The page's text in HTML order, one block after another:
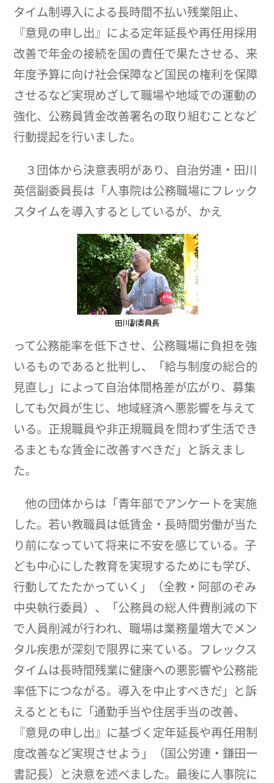
タイム制導入による長時間不払い残業阻止、
『意見の申し出』による定年延長や再任用採用
改善で年金の接続を国の責任で果たさせる、来
年度予算に向け社会保障など国民の権利を保障
させるなど実現めざして職場や地域での運動の
強化、公務員賃金改善署名の取り組むことなど
行動提起を行いました。
３団体から決意表明があり、自治労連・田川
英信副委員長は「人事院は公務職場にフレック
スタイムを導入するとしているが、かえ
って公務能率を低下させ、公務職場に負担を強
いるものであると批判し、「給与制度の総合的
見直し」によって自治体間格差が広がり、募集
しても欠員が生じ、地域経済へ悪影響を与えて
いる。正規職員や非正規職員を問わず生活でき
るまともな賃金に改善すべきだ」と訴えまし
た。
他の団体からは「青年部でアンケートを実施
した。若い教職員は低賃金・長時間労働が当た
り前になっていて将来に不安を感じている。子
ども中心にした教育を実現するためにも学び、
行動してたたかっていく」（全教・阿部のぞみ
中央執行委員）、「公務員の総人件費削減の下
で人員削減が行われ、職場は業務量増大でメン
タル疾患が深刻で限界に来ている。フレックス
タイムは長時間残業に健康への悪影響や公務能
率低下につながる。導入を中止すべきだ」と訴
えるとともに「通勤手当や住居手当の改善、
『意見の申し出』に基づく定年延長や再任用制
度改善など実現させよう」（国公労連・鎌田一
書記長）と決意を述べました。最後に人事院に